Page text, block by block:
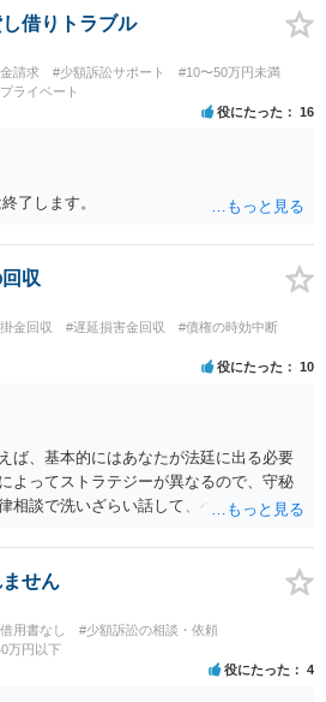
際の費用にいては現在弁護士費用が自由化
て異なりますので、あくまで目安となり
手金が請求額×8％or10万円の高い方、
うところでしょうか。法律事務所によ
ころもあると思います。 勝訴の見込みや
いただきますので、宜しければ、個別に
借りトラブル
請求 #少額訴訟サポート
#10〜50万円未満
ライベート
役にたった 16
了します。
収
金回収 #遅延損害金回収
#債権の時効中断
役にたった 10
ば、基本的にはあなたが法廷に出る必要
よってストラテジーが異なるので、守秘
相談で洗いざらい話して、ベストな方法
せん
用書なし
#少額訴訟の相談・依頼
万円以下
役にたった 4